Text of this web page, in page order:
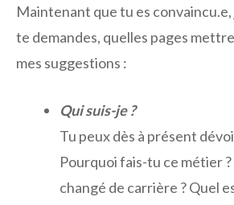
Maintenant que tu es convaincu.e,
te demandes, quelles pages
mes suggestions :
Qui suis-je ?
Tu peux dès à présent
Pourquoi fais-tu ce métier
changé de carrière ? Quel